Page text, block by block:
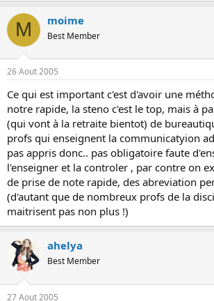
M moime
Best Member
26 Aout 2005
Ce qui est important c'est d'avoir une
notre rapide, la steno c'est le top, mais à
(qui vont à la retraite bientot) de
profs qui enseignent la communicatyion
pas appris donc.. pas obligatoire faute
l'enseigner et la controler , par contre on
de prise de note rapide, des abreviation
(d'autant que de nombreux profs de la
maitrisent pas non plus !)
ahelya
Best Member
27 Aout 2005